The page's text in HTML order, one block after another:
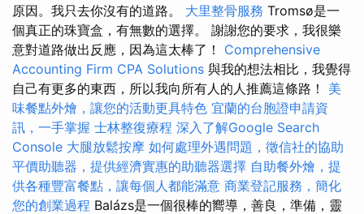
原因。我只去你沒有的道路。 大里整骨服務 Tromsø是一
個真正的珠寶盒，有無數的選擇。 謝謝您的要求，我很樂
意對道路做出反應，因為這太棒了！ Comprehensive
Accounting Firm CPA Solutions 與我的想法相比，我覺得
自己有更多的東西，所以我向所有人的人推薦這條路！ 美
味餐點外燴，讓您的活動更具特色 宜蘭的台胞證申請資
訊，一手掌握 士林整復療程 深入了解Google Search
Console 大腿放鬆按摩 如何處理外遇問題，徵信社的協助
平價助聽器，提供經濟實惠的助聽器選擇 自助餐外燴，提
供各種豐富餐點，讓每個人都能滿意 商業登記服務，簡化
您的創業過程 Balázs是一個很棒的嚮導，善良，準備，靈